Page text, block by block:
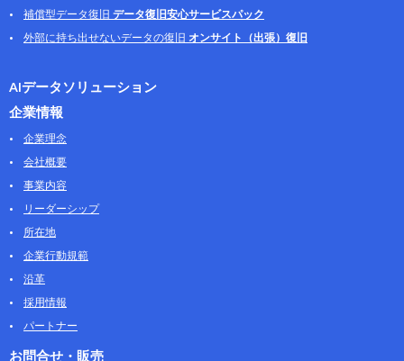
補償型データ復旧 データ復旧安心サービスパック
外部に持ち出せないデータの復旧 オンサイト（出張）復旧
AIデータソリューション
企業情報
企業理念
会社概要
事業内容
リーダーシップ
所在地
企業行動規範
沿革
採用情報
パートナー
お問合せ・販売